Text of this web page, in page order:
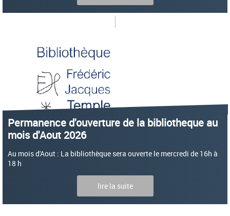
Permanence d'ouverture de la bibliotheque au
mois d'Aout 2026
Au mois d'Aout : La bibliothèque sera ouverte le mercredi de 16h à
18 h
lire la suite